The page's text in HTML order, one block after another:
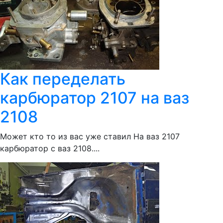
Как переделать
карбюратор 2107 на ваз
2108
Может кто то из вас уже ставил На ваз 2107
карбюратор с ваз 2108....